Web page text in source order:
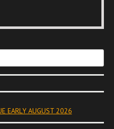
EARLY AUGUST 2026